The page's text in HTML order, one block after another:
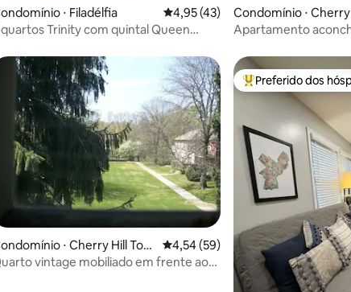
⋅ Filadélfia 4,95 de uma avaliação média de
4,95 (43)
Trinity com quintal Queen
Condomínio ⋅ Cherry
nship
Apartamento
média de 5, 35 avaliações
⋅ Cherry Hill Tow
4,54 de uma avaliação média de 5,
4,54 (59)
vintage mobiliado em frente ao
Entre os melhores
Preferido dos